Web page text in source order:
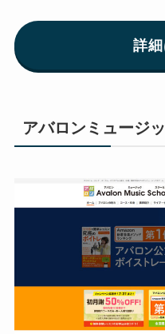
詳
アバロンミュージ